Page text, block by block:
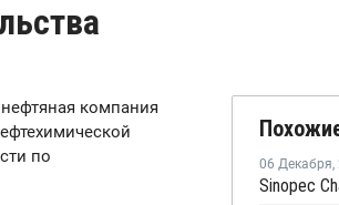
компания
по
06 Декабря,